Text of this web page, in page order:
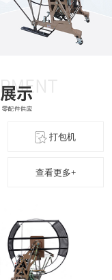
打包机
查看更多+